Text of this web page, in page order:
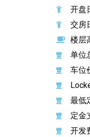
开盘
交房
楼层
单位
车位
最低
定金
开发